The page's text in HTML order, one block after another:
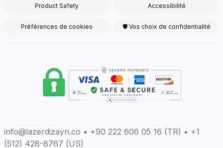
Product Safety Accessibilité
Préférences de cookies 🛡 Vos choix de confidentialité
info@lazerdizayn.co • +90 222 606 05 16 (TR) • +1
(512) 428-8767 (US)